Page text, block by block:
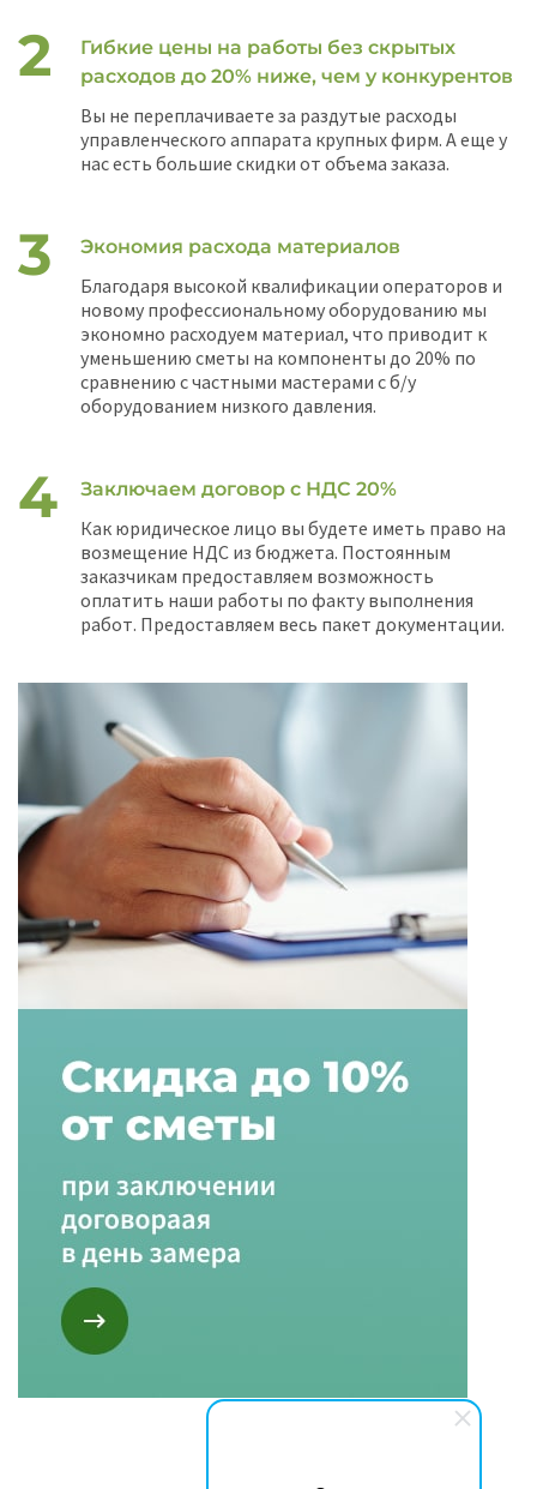
Гибкие цены на работы без скрытых
расходов до 20% ниже, чем у конкурентов
Вы не переплачиваете за раздутые расходы
управленческого аппарата крупных фирм. А еще у
нас есть большие скидки от объема заказа.
Экономия расхода материалов
Благодаря высокой квалификации операторов и
новому профессиональному оборудованию мы
экономно расходуем материал, что приводит к
уменьшению сметы на компоненты до 20% по
сравнению с частными мастерами с б/у
оборудованием низкого давления.
Заключаем договор с НДС 20%
Как юридическое лицо вы будете иметь право на
возмещение НДС из бюджета. Постоянным
заказчикам предоставляем возможность
оплатить наши работы по факту выполнения
работ. Предоставляем весь пакет документации.